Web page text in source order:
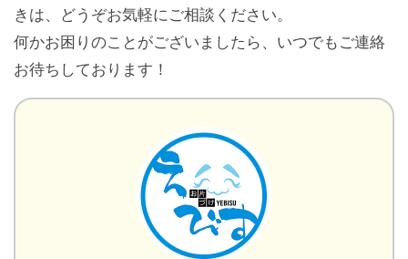
きは、どうぞお気軽にご相談ください。
何かお困りのことがございましたら、いつでもご連絡
お待ちしております！